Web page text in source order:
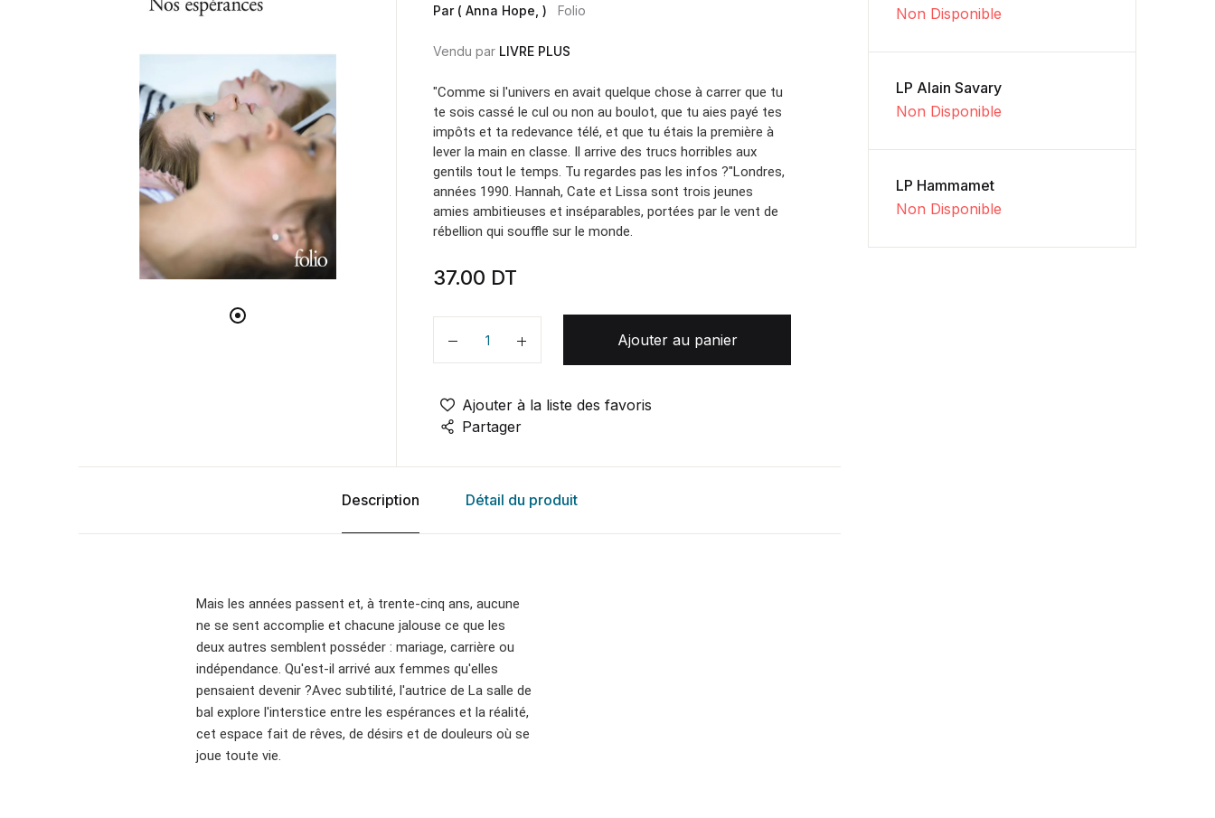
Par ( Anna Hope, ) Folio
Vendu par LIVRE PLUS
"Comme si l'univers en avait quelque chose à carrer que tu
te sois cassé le cul ou non au boulot, que tu aies payé tes
impôts et ta redevance télé, et que tu étais la première à
lever la main en classe. Il arrive des trucs horribles aux
gentils tout le temps. Tu regardes pas les infos ?"Londres,
années 1990. Hannah, Cate et Lissa sont trois jeunes
amies ambitieuses et inséparables, portées par le vent de
rébellion qui souffle sur le monde.
37.00 DT
Quantité
Ajouter au panier
Ajouter à la liste des favoris
Partager
Description Détail du produit
Mais les années passent et, à trente-cinq ans, aucune
ne se sent accomplie et chacune jalouse ce que les
deux autres semblent posséder : mariage, carrière ou
indépendance. Qu'est-il arrivé aux femmes qu'elles
pensaient devenir ?Avec subtilité, l'autrice de La salle de
bal explore l'interstice entre les espérances et la réalité,
cet espace fait de rêves, de désirs et de douleurs où se
joue toute vie.
Non Disponible
LP Alain Savary
Non Disponible
LP Hammamet
Non Disponible